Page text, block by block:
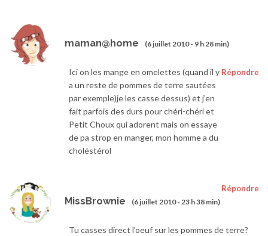
maman@home (6 juillet 2010 - 9 h 28 min)
Répondre
Ici on les mange en omelettes (quand il y
a un reste de pommes de terre sautées
par exemple)je les casse dessus) et j’en
fait parfois des durs pour chéri-chéri et
Petit Choux qui adorent mais on essaye
de pa strop en manger, mon homme a du
choléstérol
MissBrownie (6 juillet 2010 - 23 h 38 min)
Répondre
Tu casses direct l’oeuf sur les pommes de terre?